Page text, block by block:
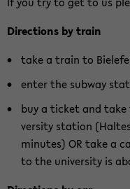
Di­rec­tions by train
take a train to
enter the sub­way
buy a ticket and
ver­sity sta­tion
min­utes) OR take a
to the uni­ver­sity is